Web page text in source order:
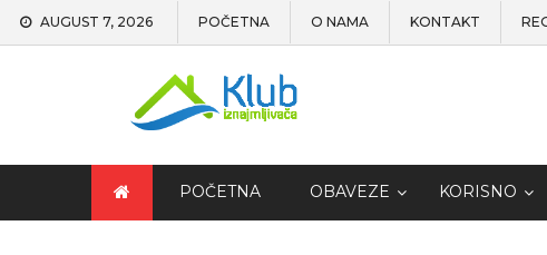
AUGUST 7, 2026 POČETNA O NAMA KONTAKT
POČETNA OBAVEZE KORISNO